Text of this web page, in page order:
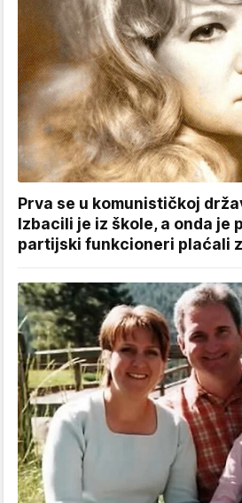
Prva se u komunističkoj
Izbacili je iz škole, a onda je
partijski funkcioneri plaćali